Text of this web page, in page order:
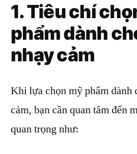
1. Tiêu chí
phẩm dành
nhạy cảm
Khi lựa chọn mỹ phẩm dành
cảm, bạn cần quan tâm đến
quan trọng như: